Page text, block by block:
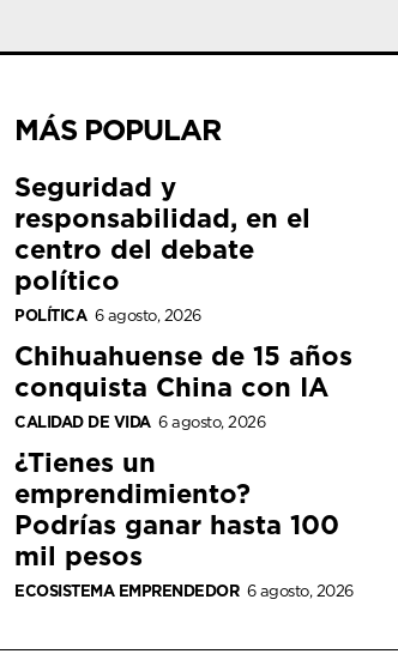
MÁS POPULAR
Seguridad y
responsabilidad, en el
centro del debate
político
POLÍTICA 6 agosto, 2026
Chihuahuense de 15 años
conquista China con IA
CALIDAD DE VIDA 6 agosto, 2026
¿Tienes un
emprendimiento?
Podrías ganar hasta 100
mil pesos
ECOSISTEMA EMPRENDEDOR 6 agosto, 2026